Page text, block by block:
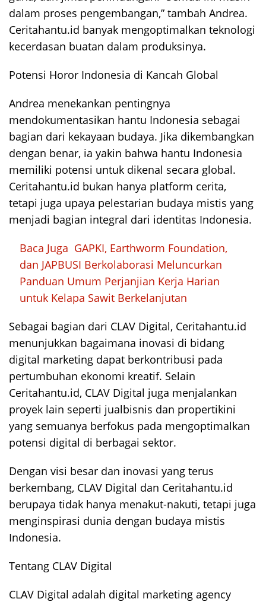
dalam proses pengembangan,” tambah Andrea.
Ceritahantu.id banyak mengoptimalkan teknologi
kecerdasan buatan dalam produksinya.
Potensi Horor Indonesia di Kancah Global
Andrea menekankan pentingnya
mendokumentasikan hantu Indonesia sebagai
bagian dari kekayaan budaya. Jika dikembangkan
dengan benar, ia yakin bahwa hantu Indonesia
memiliki potensi untuk dikenal secara global.
Ceritahantu.id bukan hanya platform cerita,
tetapi juga upaya pelestarian budaya mistis yang
menjadi bagian integral dari identitas Indonesia.
Baca Juga GAPKI, Earthworm Foundation,
dan JAPBUSI Berkolaborasi Meluncurkan
Panduan Umum Perjanjian Kerja Harian
untuk Kelapa Sawit Berkelanjutan
Sebagai bagian dari CLAV Digital, Ceritahantu.id
menunjukkan bagaimana inovasi di bidang
digital marketing dapat berkontribusi pada
pertumbuhan ekonomi kreatif. Selain
Ceritahantu.id, CLAV Digital juga menjalankan
proyek lain seperti jualbisnis dan propertikini
yang semuanya berfokus pada mengoptimalkan
potensi digital di berbagai sektor.
Dengan visi besar dan inovasi yang terus
berkembang, CLAV Digital dan Ceritahantu.id
berupaya tidak hanya menakut-nakuti, tetapi juga
menginspirasi dunia dengan budaya mistis
Indonesia.
Tentang CLAV Digital
CLAV Digital adalah digital marketing agency